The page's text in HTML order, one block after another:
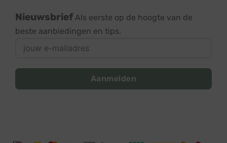
Nieuwsbrief Als eerste op de hoogte van de
beste aanbiedingen en tips.
Aanmelden